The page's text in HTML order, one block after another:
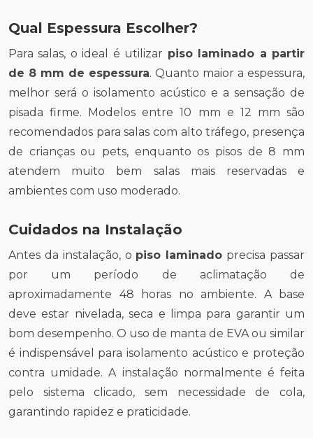
Qual Espessura Escolher?
Para salas, o ideal é utilizar piso laminado a partir
de 8 mm de espessura. Quanto maior a espessura,
melhor será o isolamento acústico e a sensação de
pisada firme. Modelos entre 10 mm e 12 mm são
recomendados para salas com alto tráfego, presença
de crianças ou pets, enquanto os pisos de 8 mm
atendem muito bem salas mais reservadas e
ambientes com uso moderado.
Cuidados na Instalação
Antes da instalação, o piso laminado precisa passar
por um período de aclimatação de
aproximadamente 48 horas no ambiente. A base
deve estar nivelada, seca e limpa para garantir um
bom desempenho. O uso de manta de EVA ou similar
é indispensável para isolamento acústico e proteção
contra umidade. A instalação normalmente é feita
pelo sistema clicado, sem necessidade de cola,
garantindo rapidez e praticidade.